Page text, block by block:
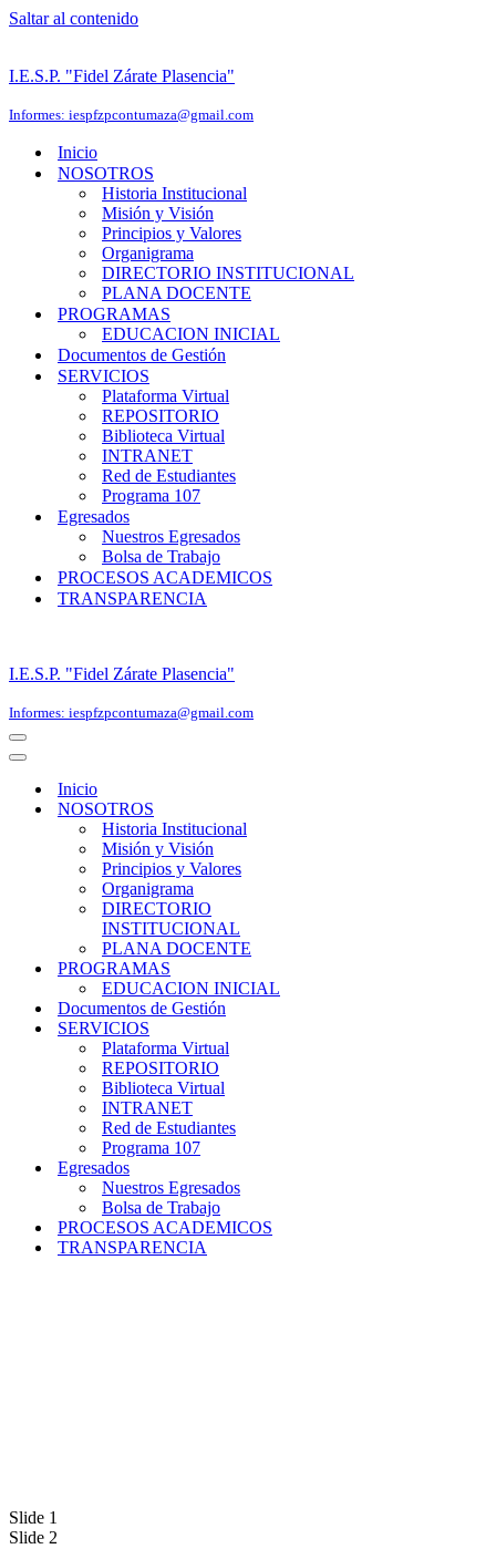
Saltar al contenido
I.E.S.P. "Fidel Zárate Plasencia"
Informes: iespfzpcontumaza@gmail.com
Inicio
NOSOTROS
Historia Institucional
Misión y Visión
Principios y Valores
Organigrama
DIRECTORIO INSTITUCIONAL
PLANA DOCENTE
PROGRAMAS
EDUCACION INICIAL
Documentos de Gestión
SERVICIOS
Plataforma Virtual
REPOSITORIO
Biblioteca Virtual
INTRANET
Red de Estudiantes
Programa 107
Egresados
Nuestros Egresados
Bolsa de Trabajo
PROCESOS ACADEMICOS
TRANSPARENCIA
I.E.S.P. "Fidel Zárate Plasencia"
Informes: iespfzpcontumaza@gmail.com
Menú
de
Menú
navegación
Inicio
NOSOTROS
Historia Institucional
Misión y Visión
Principios y Valores
Organigrama
DIRECTORIO
INSTITUCIONAL
PLANA DOCENTE
PROGRAMAS
EDUCACION INICIAL
Documentos de Gestión
SERVICIOS
Plataforma Virtual
REPOSITORIO
Biblioteca Virtual
INTRANET
Red de Estudiantes
Programa 107
Egresados
Nuestros Egresados
Bolsa de Trabajo
PROCESOS ACADEMICOS
TRANSPARENCIA
Slide 1
Slide 2